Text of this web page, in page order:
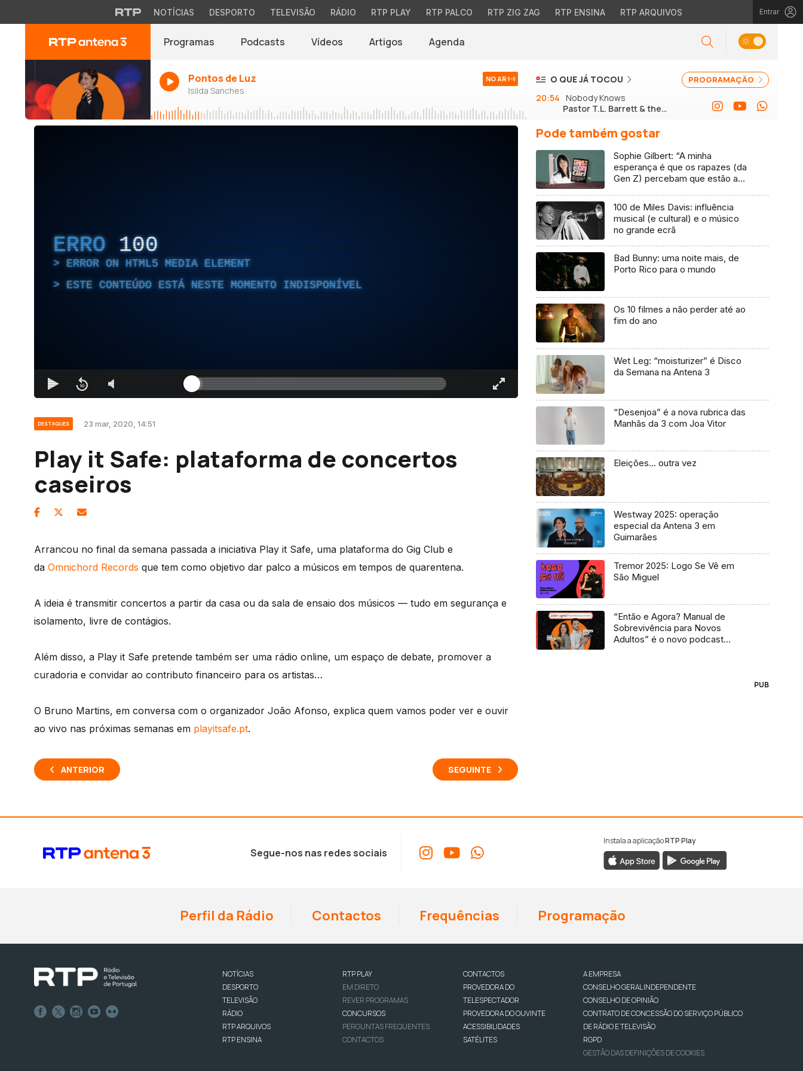
NOTÍCIAS DESPORTO TELEVISÃO RÁDIO RTP PLAY RTP PALCO RTP ZIG ZAG RTP ENSINA RTP ARQUIVOS Entrar
Programas Podcasts Vídeos Artigos Agenda
Pontos de Luz
Isilda Sanches
NO AR PROGRAMAÇÃO
O QUE JÁ TOCOU
20:54 Nobody Knows
Pastor T.L. Barrett & the
ERRO 100
ERROR ON HTML5 MEDIA ELEMENT
ESTE CONTEÚDO ESTÁ NESTE MOMENTO INDISPONÍVEL
DESTAQUES 23 mar, 2020, 14:51
Play it Safe: plataforma de concertos
caseiros
Arrancou no final da semana passada a iniciativa Play it Safe, uma plataforma do Gig Club e
da Omnichord Records que tem como objetivo dar palco a músicos em tempos de quarentena.
A ideia é transmitir concertos a partir da casa ou da sala de ensaio dos músicos — tudo em segurança e
isolamento, livre de contágios.
Além disso, a Play it Safe pretende também ser uma rádio online, um espaço de debate, promover a
curadoria e convidar ao contributo financeiro para os artistas…
O Bruno Martins, em conversa com o organizador João Afonso, explica quem vamos poder ver e ouvir
ao vivo nas próximas semanas em playitsafe.pt.
ANTERIOR SEGUINTE
Pode também gostar
Sophie Gilbert: “A minha
esperança é que os rapazes (da
Gen Z) percebam que estão a
100 de Miles Davis: influência
musical (e cultural) e o músico
no grande ecrã
Bad Bunny: uma noite mais, de
Porto Rico para o mundo
Os 10 filmes a não perder até ao
fim do ano
Wet Leg: “moisturizer” é Disco
da Semana na Antena 3
“Desenjoa” é a nova rubrica das
Manhãs da 3 com Joa Vitor
Eleições… outra vez
Westway 2025: operação
especial da Antena 3 em
Guimarães
Tremor 2025: Logo Se Vê em
São Miguel
“Então e Agora? Manual de
Sobrevivência para Novos
Adultos” é o novo podcast
PUB
Segue-nos nas redes sociais
Instala a aplicaçãoRTP Play
Perfil da Rádio Contactos Frequências Programação
NOTÍCIAS
DESPORTO
TELEVISÃO
RÁDIO
RTP ARQUIVOS
RTP ENSINA
RTP PLAY
EM DIRETO
REVER PROGRAMAS
CONCURSOS
PERGUNTAS FREQUENTES
CONTACTOS
CONTACTOS
PROVEDORA DO
TELESPECTADOR
PROVEDORA DO OUVINTE
ACESSIBILIDADES
SATÉLITES
A EMPRESA
CONSELHO GERAL INDEPENDENTE
CONSELHO DE OPINIÃO
CONTRATO DE CONCESSÃO DO SERVIÇO PÚBLICO
DE RÁDIO E TELEVISÃO
RGPD
GESTÃO DAS DEFINIÇÕES DE COOKIES